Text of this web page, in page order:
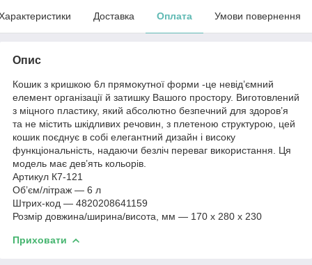
Доставка Оплата Умови повернення
Опис
Кошик з кришкою 6л прямокутної форми -це невід’ємний
елемент організації й затишку Вашого простору. Виготовлений
з міцного пластику, який абсолютно безпечний для здоров’я
та не містить шкідливих речовин, з плетеною структурою, цей
кошик поєднує в собі елегантний дизайн і високу
функціональність, надаючи безліч переваг використання. Ця
модель має дев’ять кольорів.
Артикул К7-121
Об’єм/літраж — 6 л
Штрих-код — 4820208641159
Розмір довжина/ширина/висота, мм — 170 x 280 x 230
Приховати